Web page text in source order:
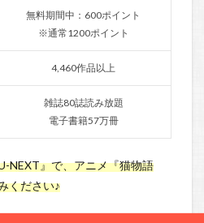
無料期間中：600ポイント
※通常1200ポイント
4,460作品以上
雑誌80誌読み放題
電子書籍57万冊
NEXT』で、アニメ『猫物語
ください♪